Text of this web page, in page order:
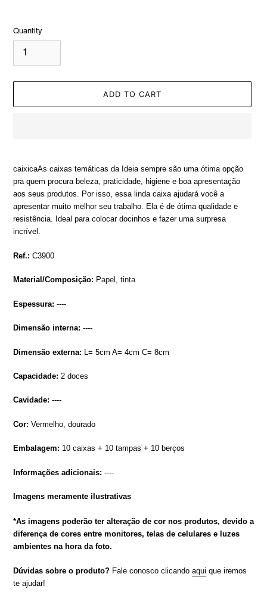
Quantity
ADD TO CART
your
caixicaAs caixas temáticas da Ideia sempre são uma ótima opção
pra quem procura beleza, praticidade, higiene e boa apresentação
aos seus produtos. Por isso, essa linda caixa ajudará você a
apresentar muito melhor seu trabalho. Ela é de ótima qualidade e
resistência. Ideal para colocar docinhos e fazer uma surpresa
incrível.
Ref.: C3900
Material/Composição: Papel, tinta
Espessura: ----
Dimensão interna: ----
Dimensão externa: L= 5cm A= 4cm C= 8cm
Capacidade: 2 doces
Cavidade: ----
Cor: Vermelho, dourado
Embalagem: 10 caixas + 10 tampas + 10 berços
Informações adicionais: ----
Imagens meramente ilustrativas
*As imagens poderão ter alteração de cor nos produtos, devido a
diferença de cores entre monitores, telas de celulares e luzes
ambientes na hora da foto.
Dúvidas sobre o produto? Fale conosco clicando aqui que iremos
te ajudar!